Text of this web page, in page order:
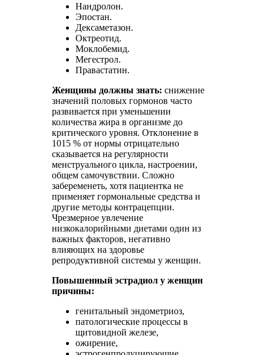
Нандролон.
Эпостан.
Дексаметазон.
Октреотид.
Моклобемид.
Мегестрол.
Правастатин.
Женщины должны знать: снижение
значений половых гормонов часто
развивается при уменьшении
количества жира в организме до
критического уровня. Отклонение в
1015 % от нормы отрицательно
сказывается на регулярности
менструального цикла, настроении,
общем самочувствии. Сложно
забеременеть, хотя пациентка не
применяет гормональные средства и
другие методы контрацепции.
Чрезмерное увлечение
низкокалорийными диетами один из
важных факторов, негативно
влияющих на здоровье
репродуктивной системы у женщин.
Повышенный эстрадиол у женщин
причины:
генитальный эндометриоз,
патологические процессы в
щитовидной железе,
ожирение,